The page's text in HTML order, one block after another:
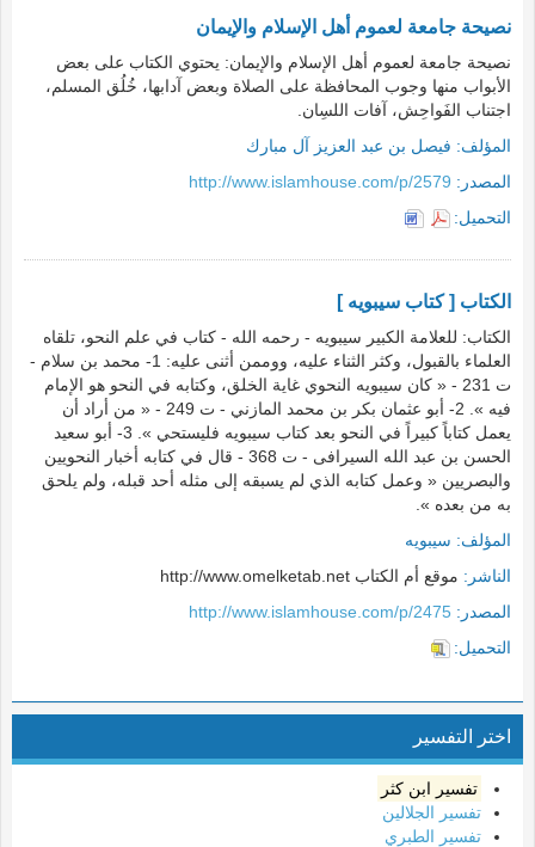
نصيحة جامعة لعموم أهل الإسلام والإيمان
نصيحة جامعة لعموم أهل الإسلام والإيمان: يحتوي الكتاب على بعض
الأبواب منها وجوب المحافظة على الصلاة وبعض آدابها، خُلُق المسلم،
اجتناب الفَواحِش، آفات اللسِان.
المؤلف: فيصل بن عبد العزيز آل مبارك
المصدر: http://www.islamhouse.com/p/2579
التحميل:
الكتاب [ كتاب سيبويه ]
الكتاب: للعلامة الكبير سيبويه - رحمه الله - كتاب في علم النحو، تلقاه
العلماء بالقبول، وكثر الثناء عليه، ووممن أثنى عليه: 1- محمد بن سلام -
ت 231 - « كان سيبويه النحوي غاية الخلق، وكتابه في النحو هو الإمام
فيه ». 2- أبو عثمان بكر بن محمد المازني - ت 249 - « من أراد أن
يعمل كتاباً كبيراً في النحو بعد كتاب سيبويه فليستحي ». 3- أبو سعيد
الحسن بن عبد الله السيرافى - ت 368 - قال في كتابه أخبار النحويين
والبصريين « وعمل كتابه الذي لم يسبقه إلى مثله أحد قبله، ولم يلحق
به من بعده ».
المؤلف: سيبويه
الناشر: موقع أم الكتاب http://www.omelketab.net
المصدر: http://www.islamhouse.com/p/2475
التحميل:
اختر التفسير
تفسير ابن كثر
تفسير الجلالين
تفسير الطبري